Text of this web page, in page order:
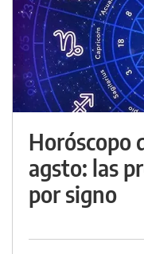
Horóscopo
agsto: las
por signo